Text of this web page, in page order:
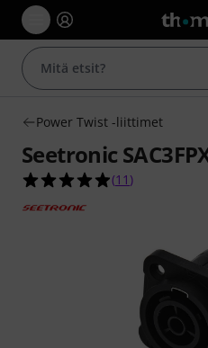
Power Twist -liittimet
Seetronic
4.9 tähteä
(11 )